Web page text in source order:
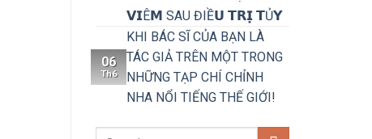
𝗩𝗜Ê𝗠 SAU ĐIỀ𝗨 𝗧𝗥𝗜̣ 𝗧Ủ𝗬
06
Th6
KHI BÁC SĨ CỦA BẠN LÀ
TÁC GIẢ TRÊN MỘT TRONG
NHỮNG TẠP CHÍ CHỈNH
NHA NỔI TIẾNG THẾ GIỚI!